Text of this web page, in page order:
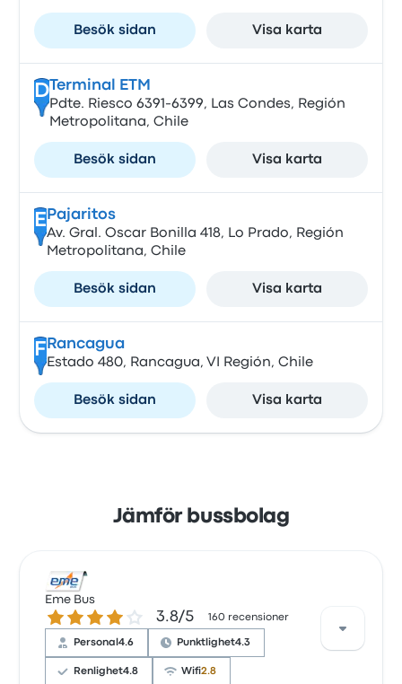
Besök sidan Visa karta
DTerminal ETM
Pdte. Riesco 6391-6399, Las Condes, Región
Metropolitana, Chile
Besök sidan Visa karta
E Pajaritos
Av. Gral. Oscar Bonilla 418, Lo Prado, Región
Metropolitana, Chile
Besök sidan Visa karta
F Rancagua
Estado 480, Rancagua, VI Región, Chile
Besök sidan Visa karta
Jämför bussbolag
Eme Bus
3.8 ur 5 stjärnor 3.8/5 160 recensioner
Personal4.6 Punktlighet4.3
Renlighet4.8 Wifi2.8